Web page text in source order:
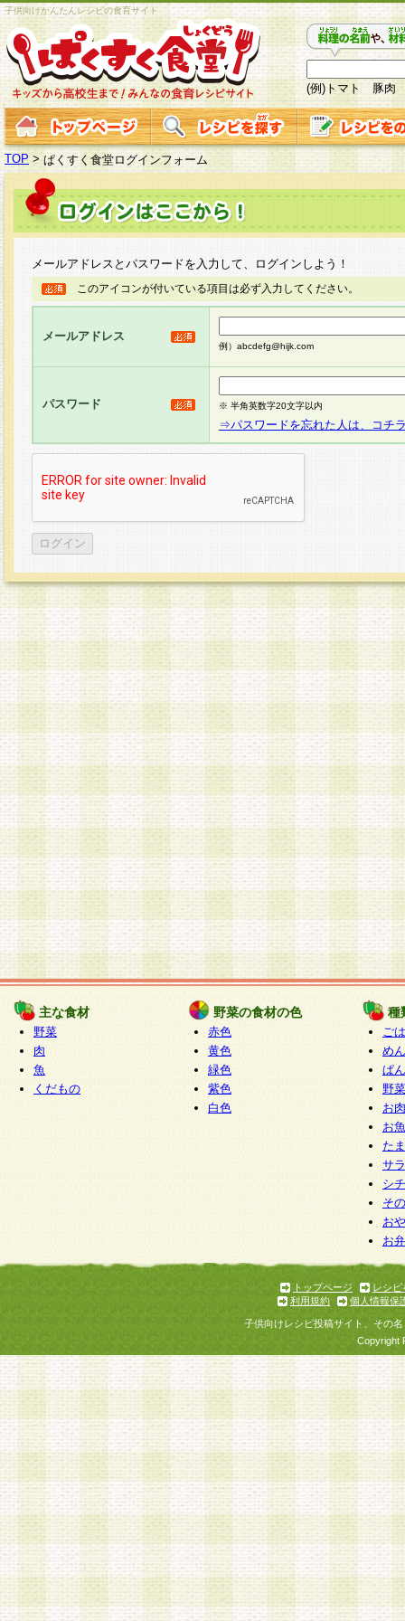
子供向けかんたんレシピの食育サイト
(例)トマト 豚肉
TOP > ぱくすく食堂ログインフォーム
メールアドレスとパスワードを入力して、ログインしよう！
このアイコンが付いている項目は必ず入力してください。
メールアドレス
例）abcdefg@hijk.com
パスワード ※ 半角英数字20文字以内
⇒パスワードを忘れた人は、コチ
主な食材
野菜
肉
魚
くだもの
野菜の食材の色
赤色
黄色
緑色
紫色
白色
種
ご
めん
ぱん
野
お
お
た
サ
シ
そ
お
お
トップページ
レシピ
利用規約
個人情報保
子供向けレシピ投稿サイト、その
Copyright